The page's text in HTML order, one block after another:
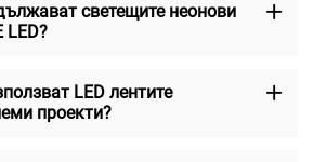
светещите неонови
LED?
LED лентите
проекти?